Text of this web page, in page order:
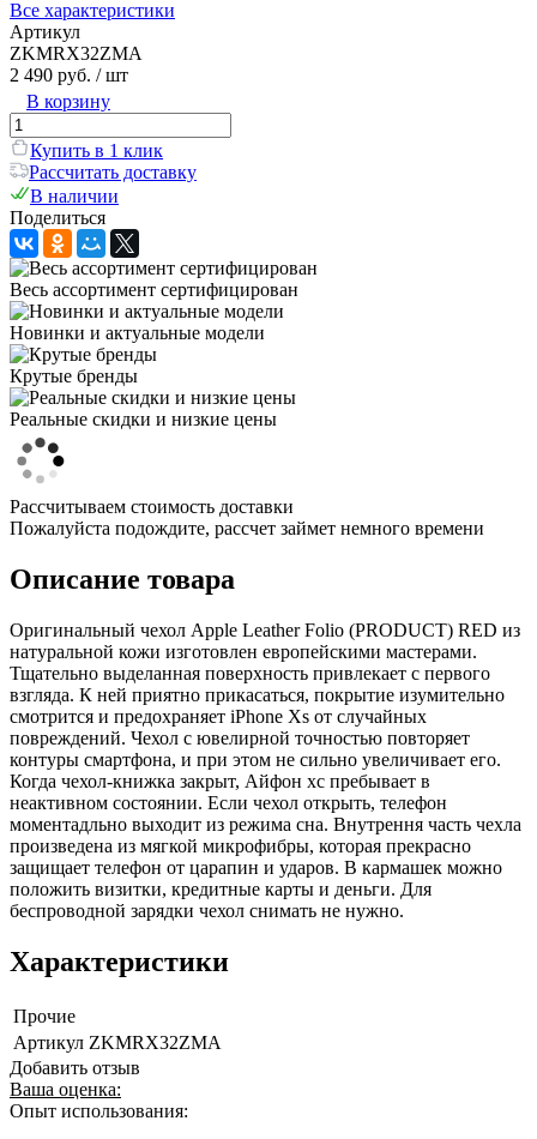
Все характеристики
Артикул
ZKMRX32ZMA
2 490 руб. / шт
В корзину
Купить в 1 клик
Рассчитать доставку
В наличии
Поделиться
Весь ассортимент сертифицирован
Новинки и актуальные модели
Крутые бренды
Реальные скидки и низкие цены
Рассчитываем стоимость доставки
Пожалуйста подождите, рассчет займет немного времени
Описание товара
Оригинальный чехол Apple Leather Folio (PRODUCT) RED из
натуральной кожи изготовлен европейскими мастерами.
Тщательно выделанная поверхность привлекает с первого
взгляда. К ней приятно прикасаться, покрытие изумительно
смотрится и предохраняет iPhone Xs от случайных
повреждений. Чехол с ювелирной точностью повторяет
контуры смартфона, и при этом не сильно увеличивает его.
Когда чехол-книжка закрыт, Айфон хс пребывает в
неактивном состоянии. Если чехол открыть, телефон
моментадльно выходит из режима сна. Внутрення часть чехла
произведена из мягкой микрофибры, которая прекрасно
защищает телефон от царапин и ударов. В кармашек можно
положить визитки, кредитные карты и деньги. Для
беспроводной зарядки чехол снимать не нужно.
Характеристики
Прочие
Артикул ZKMRX32ZMA
Добавить отзыв
Ваша оценка:
Опыт использования: